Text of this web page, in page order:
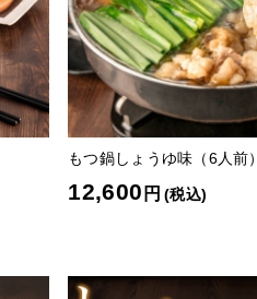
もつ鍋しょうゆ味（6人前）
12,600 円 (税込)